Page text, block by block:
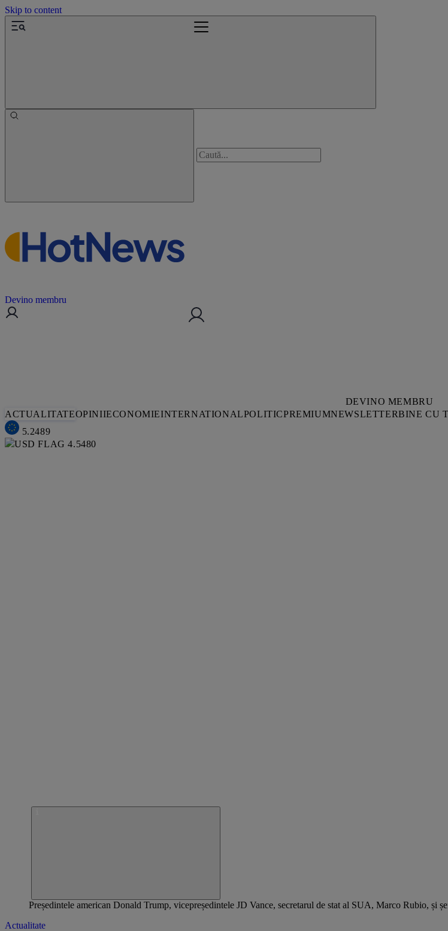
Skip to content
Devino membru
DEVINO MEMBRU
ACTUALITATEOPINIIECONOMIEINTERNATIONALPOLITICPREMIUMNEWSLETTERBINE CU
5.2489
4.5480
Președintele american Donald Trump, vicepreședintele JD Vance, secretarul de stat al SUA, Marco Rubio, și
Actualitate